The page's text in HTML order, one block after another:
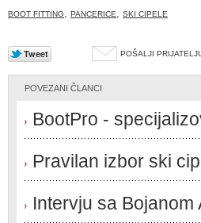
BOOT FITTING, PANCERICE, SKI CIPELE
POŠALJI
POVEZANI ČLANCI
BootPro -
Pravilan izbor ski
Intervju sa